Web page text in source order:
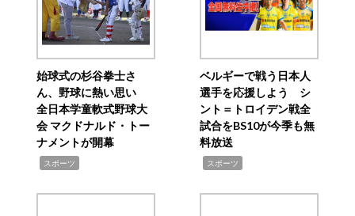
始球式の杉谷拳士さ
ん、野球に熱い思い
全日本学童軟式野球大
会 マクドナルド・トー
ナメントが開幕
スポーツ
ベルギーで戦う日本人
選手を応援しよう シ
ント＝トロイデン戦全
試合をBS10が今季も無
料放送
スポーツ